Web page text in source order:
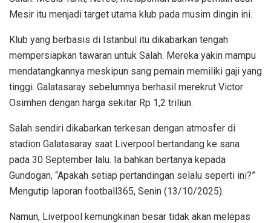
Mesir itu menjadi target utama klub pada musim dingin ini.
Klub yang berbasis di Istanbul itu dikabarkan tengah
mempersiapkan tawaran untuk Salah. Mereka yakin mampu
mendatangkannya meskipun sang pemain memiliki gaji yang
tinggi. Galatasaray sebelumnya berhasil merekrut Victor
Osimhen dengan harga sekitar Rp 1,2 triliun.
Salah sendiri dikabarkan terkesan dengan atmosfer di
stadion Galatasaray saat Liverpool bertandang ke sana
pada 30 September lalu. Ia bahkan bertanya kepada
Gundogan, “Apakah setiap pertandingan selalu seperti ini?”
Mengutip laporan football365, Senin (13/10/2025).
Namun, Liverpool kemungkinan besar tidak akan melepas